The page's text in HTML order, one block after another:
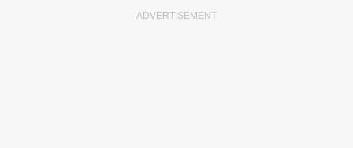
ADVERTISEMENT